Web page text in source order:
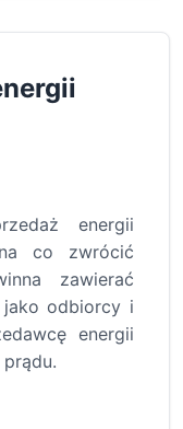
energii
co zwrócić
zawierać
odbiorcy i
energii